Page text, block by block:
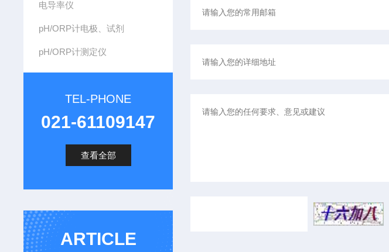
电导率仪
pH/ORP计电极、试剂
pH/ORP计测定仪
TEL-PHONE
021-61109147
查看全部
ARTICLE